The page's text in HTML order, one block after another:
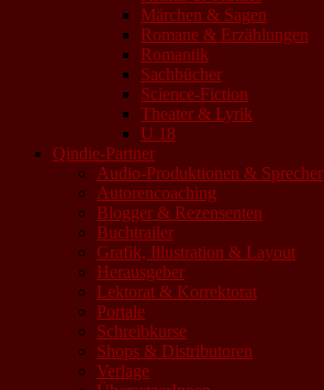
Märchen & Sagen
Romane & Erzählungen
Romantik
Sachbücher
Science-Fiction
Theater & Lyrik
U 18
Qindie-Partner
Audio-Produktionen & Sprecher
Autorencoaching
Blogger & Rezensenten
Buchtrailer
Grafik, Illustration & Layout
Herausgeber
Lektorat & Korrektorat
Portale
Schreibkurse
Shops & Distributoren
Verlage